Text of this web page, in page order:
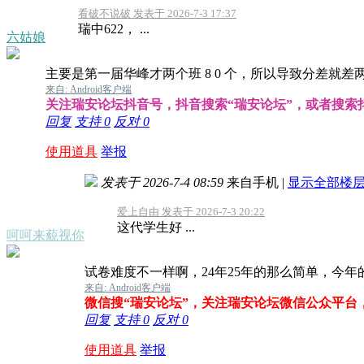
六姑娘
看破不说破 发表于 2026-7-3 17:37
瑞中622， ...
主要是第一届华峰才两个班 8 0 个，所以导致分差就差
来自: Android客户端
关注瑞安论坛抖音号，抖音搜索“瑞安论坛”，或者搜索
回复 支持0 反对0
使用道具 举报
呵呵来藐视你
发表于 2026-7-4 08:59 来自手机 | 显示全部楼
爱上自由 发表于 2026-7-3 20:22
这代学生好 ...
试卷难度不一样啊，24年25年的那么简单，今年
来自: Android客户端
微信搜“瑞安论坛”，关注瑞安论坛微信公众平台
回复 支持0 反对0
使用道具 举报